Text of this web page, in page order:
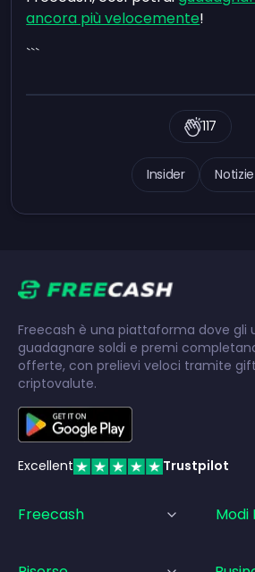
ancora più velocemente!
```
Insider Notizie
117
Freecash è una piattaforma dove gli
guadagnare soldi e premi
offerte, con prelievi veloci tramite gift
criptovalute.
Excellent Trustpilot
Freecash Modi